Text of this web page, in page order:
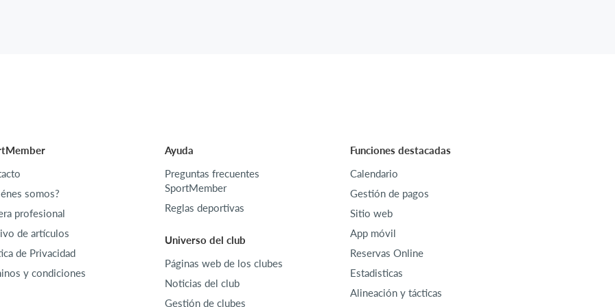
somos?
profesional
de artículos
de Privacidad
y condiciones
Ayuda
Preguntas frecuentes
SportMember
Reglas deportivas
Universo del club
Páginas web de los clubes
Noticias del club
Gestión de clubes
Funciones destacadas
Calendario
Gestión de pagos
Sitio web
App móvil
Reservas Online
Estadisticas
Alineación y tácticas